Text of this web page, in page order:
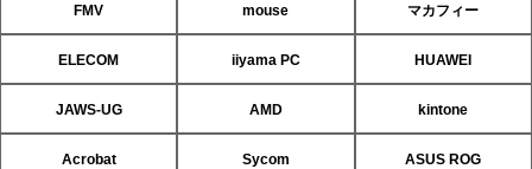
FMV mouse マカフィー
ELECOM iiyama PC HUAWEI
JAWS-UG AMD kintone
Acrobat Sycom ASUS ROG